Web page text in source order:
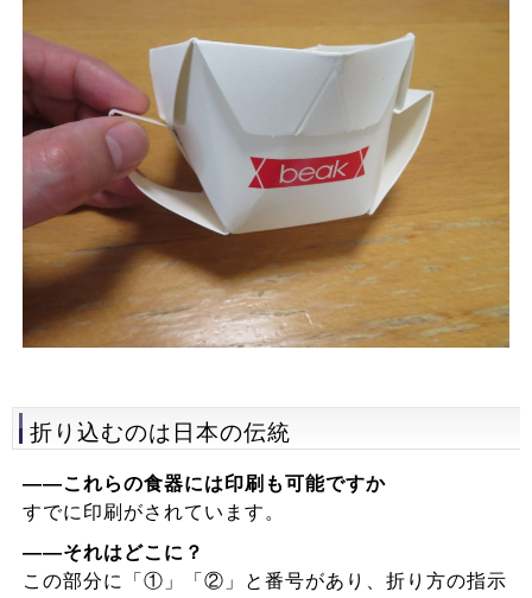
折り込むのは日本の伝統
――これらの食器には印刷も可能ですか
すでに印刷がされています。
――それはどこに？
この部分に「①」「②」と番号があり、折り方の指示